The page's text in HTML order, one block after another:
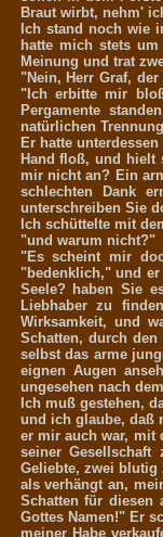
Braut wirbt, nehm'
Ich stand noch wie
hatte mich stets
Meinung und trat
"Nein, Herr Graf,
"Ich erbitte mir
Pergamente
natürlichen
Er hatte
Hand floß, und
mir nicht an? Ein
schlechten Dank
unterschreiben Sie
Ich schüttelte mit
"und warum nicht?"
"Es scheint mir
"bedenklich," und
Seele? haben Sie
Liebhaber zu
Wirksamkeit, und
Schatten, durch
selbst das arme
eignen Augen
ungesehen nach
Ich muß gestehen,
und ich glaube, daß
er mir auch war, mit
seiner
Geliebte, zwei blutig
als verhängt an,
Schatten für diesen
Gottes Namen!" Er
meiner Habe